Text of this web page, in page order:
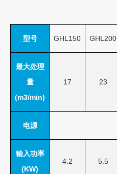
型号 GHL150 GHL200
最大处理
量
(m3/min)
17 23
电源
输入功率
(KW)
4.2 5.5